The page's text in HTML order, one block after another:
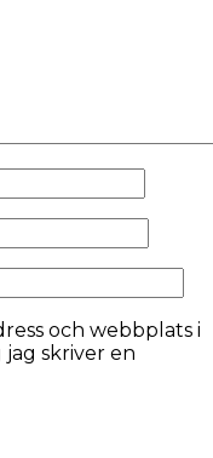
och webbplats i
skriver en